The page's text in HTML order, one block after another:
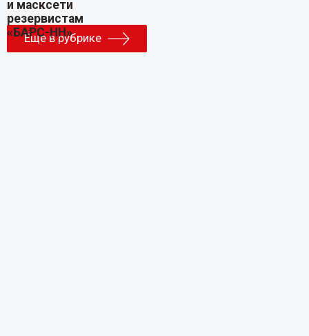
Еще в рубрике